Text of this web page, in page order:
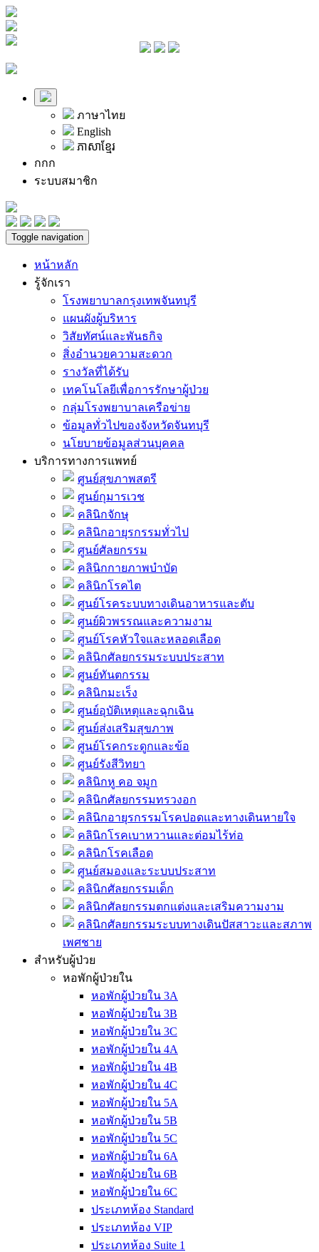
ภาษาไทย
English
ភាសាខ្មែរ
กกก
ระบบสมาชิก
Toggle navigation
หน้าหลัก
รู้จักเรา
โรงพยาบาลกรุงเทพจันทบุรี
แผนผังผู้บริหาร
วิสัยทัศน์และพันธกิจ
สิ่งอำนวยความสะดวก
รางวัลที่ได้รับ
เทคโนโลยีเพื่อการรักษาผู้ป่วย
กลุ่มโรงพยาบาลเครือข่าย
ข้อมูลทั่วไปของจังหวัดจันทบุรี
นโยบายข้อมูลส่วนบุคคล
บริการทางการแพทย์
ศูนย์สุขภาพสตรี
ศูนย์กุมารเวช
คลินิกจักษุ
คลินิกอายุรกรรมทั่วไป
ศูนย์ศัลยกรรม
คลินิกกายภาพบำบัด
คลินิกโรคไต
ศูนย์โรคระบบทางเดินอาหารและตับ
ศูนย์ผิวพรรณและความงาม
ศูนย์โรคหัวใจและหลอดเลือด
คลินิกศัลยกรรมระบบประสาท
ศูนย์ทันตกรรม
คลินิกมะเร็ง
ศูนย์อุบัติเหตุและฉุกเฉิน
ศูนย์ส่งเสริมสุขภาพ
ศูนย์โรคกระดูกและข้อ
ศูนย์รังสีวิทยา
คลินิกหู คอ จมูก
คลินิกศัลยกรรมทรวงอก
คลินิกอายุรกรรมโรคปอดและทางเดินหายใจ
คลินิกโรคเบาหวานและต่อมไร้ท่อ
คลินิกโรคเลือด
ศูนย์สมองและระบบประสาท
คลินิกศัลยกรรมเด็ก
คลินิกศัลยกรรมตกแต่งและเสริมความงาม
คลินิกศัลยกรรมระบบทางเดินปัสสาวะและสภาพ
เพศชาย
สำหรับผู้ป่วย
หอพักผู้ป่วยใน
หอพักผู้ป่วยใน 3A
หอพักผู้ป่วยใน 3B
หอพักผู้ป่วยใน 3C
หอพักผู้ป่วยใน 4A
หอพักผู้ป่วยใน 4B
หอพักผู้ป่วยใน 4C
หอพักผู้ป่วยใน 5A
หอพักผู้ป่วยใน 5B
หอพักผู้ป่วยใน 5C
หอพักผู้ป่วยใน 6A
หอพักผู้ป่วยใน 6B
หอพักผู้ป่วยใน 6C
ประเภทห้อง Standard
ประเภทห้อง VIP
ประเภทห้อง Suite 1